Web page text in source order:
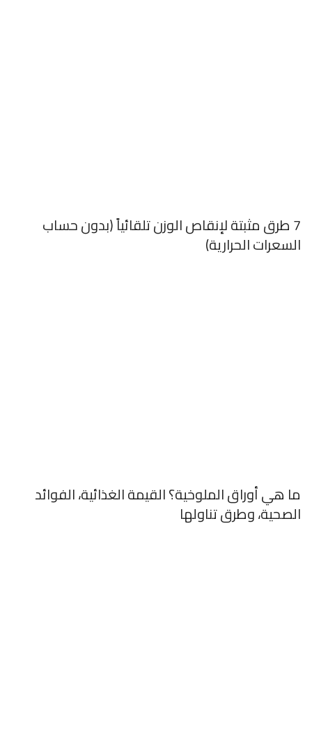
7 طرق مثبتة لإنقاص الوزن تلقائياً (بدون حساب
السعرات الحرارية)
ما هي أوراق الملوخية؟ القيمة الغذائية، الفوائد
الصحية، وطرق تناولها